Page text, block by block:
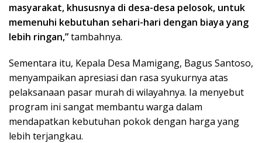
masyarakat, khususnya di desa-desa pelosok, untuk
memenuhi kebutuhan sehari-hari dengan biaya yang
lebih ringan,”tambahnya.
Sementara itu, Kepala Desa Mamigang, Bagus Santoso,
menyampaikan apresiasi dan rasa syukurnya atas
pelaksanaan pasar murah di wilayahnya. Ia menyebut
program ini sangat membantu warga dalam
mendapatkan kebutuhan pokok dengan harga yang
lebih terjangkau.